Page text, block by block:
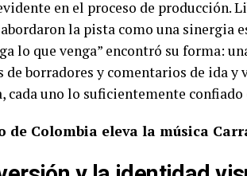
en el proceso de producción.
la pista como una sinergia
lo que venga” encontró su forma:
de borradores y comentarios de ida
cada uno lo suficientemente
de Colombia eleva la música